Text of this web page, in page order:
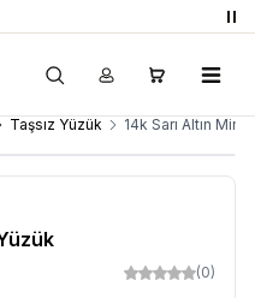
Taşsız Yüzük 14k Sarı Altın
(0)